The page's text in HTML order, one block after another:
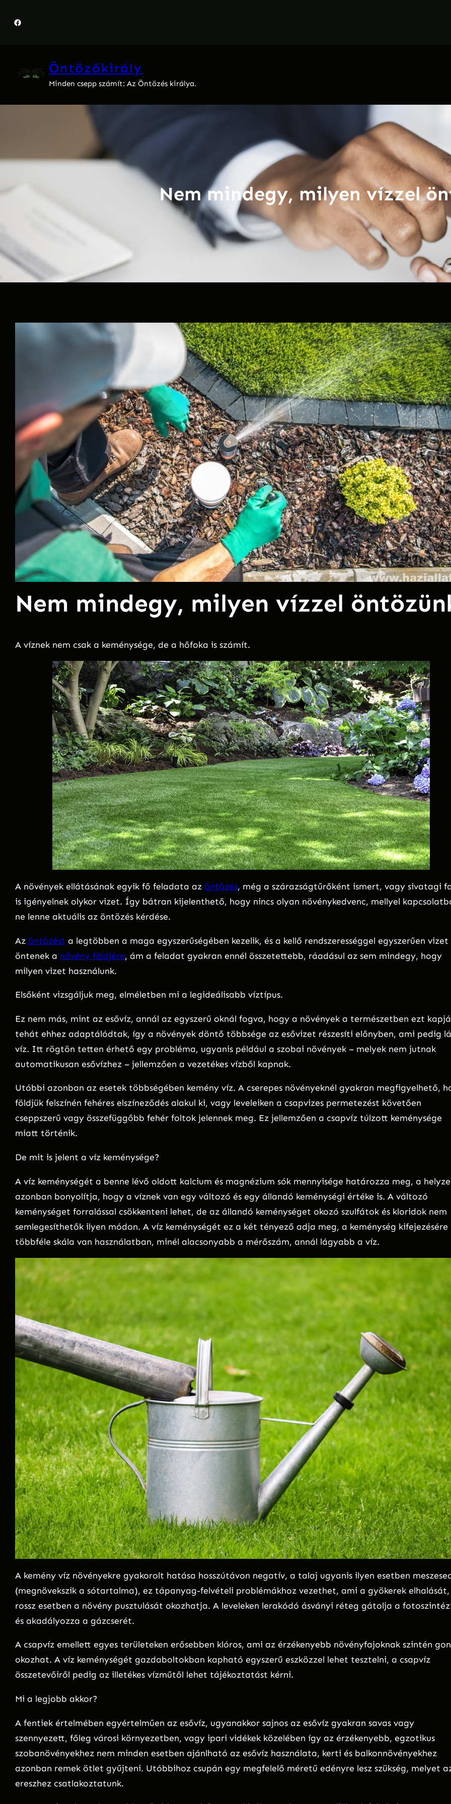
Facebook
Öntözőkirály
Minden csepp számít: Az Öntözés királya.
Nem mindegy, milyen vízzel
Nem mindegy, milyen vízzel
A víznek nem csak a keménysége, de a hőfoka is számít.
A növények ellátásának egyik fő feladata az öntözés, még a szárazságtűrőként ismert, vagy sivatagi
is igényelnek olykor vizet. Így bátran kijelenthető, hogy nincs olyan növénykedvenc, mellyel
ne lenne aktuális az öntözés kérdése.
Az öntözést a legtöbben a maga egyszerűségében kezelik, és a kellő rendszerességgel egyszerűen vizet
öntenek a növény földjére, ám a feladat gyakran ennél összetettebb, ráadásul az sem mindegy, hogy
milyen vizet használunk.
Elsőként vizsgáljuk meg, elméletben mi a legideálisabb víztípus.
Ez nem más, mint az esővíz, annál az egyszerű oknál fogva, hogy a növények a természetben ezt
tehát ehhez adaptálódtak, így a növények döntő többsége az esővizet részesíti előnyben, ami pedig
víz. Itt rögtön tetten érhető egy probléma, ugyanis például a szobai növények – melyek nem jutnak
automatikusan esővízhez – jellemzően a vezetékes vízből kapnak.
Utóbbi azonban az esetek többségében kemény víz. A cserepes növényeknél gyakran megfigyelhető,
földjük felszínén fehéres elszíneződés alakul ki, vagy leveleiken a csapvizes permetezést követően
cseppszerű vagy összefüggőbb fehér foltok jelennek meg. Ez jellemzően a csapvíz túlzott keménysége
miatt történik.
De mit is jelent a víz keménysége?
A víz keménységét a benne lévő oldott kalcium és magnézium sók mennyisége határozza meg, a
azonban bonyolítja, hogy a víznek van egy változó és egy állandó keménységi értéke is. A változó
keménységet forralással csökkenteni lehet, de az állandó keménységet okozó szulfátok és kloridok nem
semlegesíthetők ilyen módon. A víz keménységét ez a két tényező adja meg, a keménység kifejezésére
többféle skála van használatban, minél alacsonyabb a mérőszám, annál lágyabb a víz.
A kemény víz növényekre gyakorolt hatása hosszútávon negatív, a talaj ugyanis ilyen esetben
(megnövekszik a sótartalma), ez tápanyag-felvételi problémákhoz vezethet, ami a gyökerek elhalását,
rossz esetben a növény pusztulását okozhatja. A leveleken lerakódó ásványi réteg gátolja a
és akadályozza a gázcserét.
A csapvíz emellett egyes területeken erősebben klóros, ami az érzékenyebb növényfajoknak szintén
okozhat. A víz keménységét gazdaboltokban kapható egyszerű eszközzel lehet tesztelni, a csapvíz
összetevőiről pedig az illetékes vízműtől lehet tájékoztatást kérni.
Mi a legjobb akkor?
A fentiek értelmében egyértelműen az esővíz, ugyanakkor sajnos az esővíz gyakran savas vagy
szennyezett, főleg városi környezetben, vagy ipari vidékek közelében így az érzékenyebb, egzotikus
szobanövényekhez nem minden esetben ajánlható az esővíz használata, kerti és balkonnövényekhez
azonban remek ötlet gyűjteni. Utóbbihoz csupán egy megfelelő méretű edényre lesz szükség, melyet
ereszhez csatlakoztatunk.